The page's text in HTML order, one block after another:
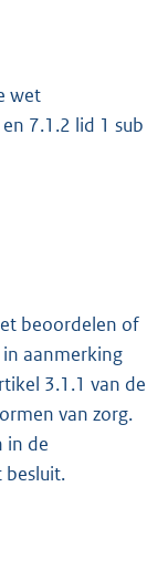
wet
7.1.2 lid 1 sub
beoordelen of
aanmerking
3.1.1 van de
van zorg.
in de